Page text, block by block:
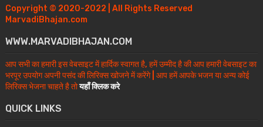
Copyright © 2020-2022 | All Rights Reserved
MarvadiBhajan.com
WWW.MARVADIBHAJAN.COM
आप सभी का हमारी इस वेबसाइट में हार्दिक स्वागत है, हमें उम्मीद है की आप हमारी वेबसाइट का
भरपूर उपयोग अपनी पसंद की लिरिक्स खोजने में करेंगे | आप हमें आपके भजन या अन्य कोई
लिरिक्स भेजना चाहते है तोयहाँ क्लिक करे
QUICK LINKS